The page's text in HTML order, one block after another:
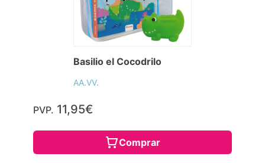
Basilio el Cocodrilo
AA.VV.
PVP. 11,95€
Comprar